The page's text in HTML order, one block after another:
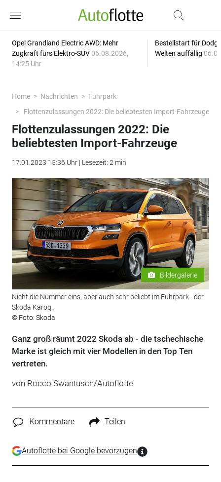
Opel Grandland Electric AWD: Mehr
Zugkraft fürs Elektro-SUV 06.08.2026,
14:25 Uhr
Bestellstart für
Welten auffällig
Home Nachrichten
Fuhrpark
Flottenzulassungen 2022: Die beliebtesten Import-Fahrzeuge
Flottenzulassungen 2022: Die
beliebtesten Import-Fahrzeuge
17.01.2023 15:36 Uhr | Lesezeit: 2 min
Bildergalerie
Nicht die Nummer eins, aber auch sehr beliebt im Fuhrpark - der
Skoda Karoq.
© Foto: Skoda
Ganz groß räumt 2022 Skoda ab - die tschechische
Marke ist gleich mit vier Modellen in den Top Ten
vertreten.
von Rocco Swantusch/Autoflotte
Kommentare Teilen
Autoflotte bei Google bevorzugen